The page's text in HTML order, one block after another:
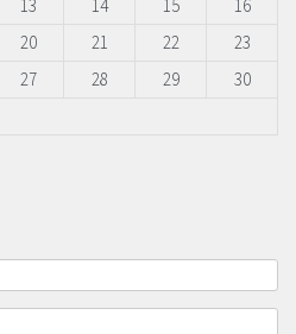
13 14 15
16
20 21 22
23
27 28 29
30